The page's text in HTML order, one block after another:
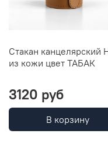
Стакан канцелярский
из кожи цвет ТАБАК
3120 руб
В корзину